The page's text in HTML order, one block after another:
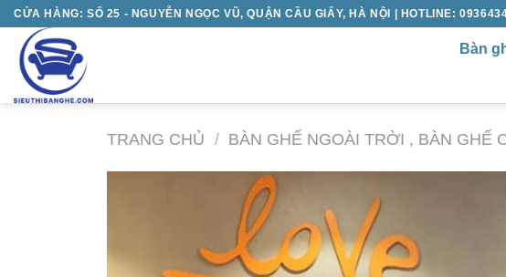
Chuyển
dung
CỬA HÀNG: SỐ 25 - NGUYỄN NGỌC VŨ, QUẬN CẦU GIẤY, HÀ NỘI | HOTLINE:
Bàn
TRANG CHỦ / BÀN GHẾ NGOÀI TRỜI , BÀN GHẾ